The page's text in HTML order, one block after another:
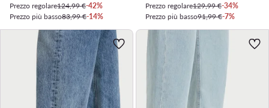
Prezzo regolare124,99 €-42%
Prezzo più basso83,99 €-14%
Prezzo regolare129,99 €-34%
Prezzo più basso91,99 €-7%